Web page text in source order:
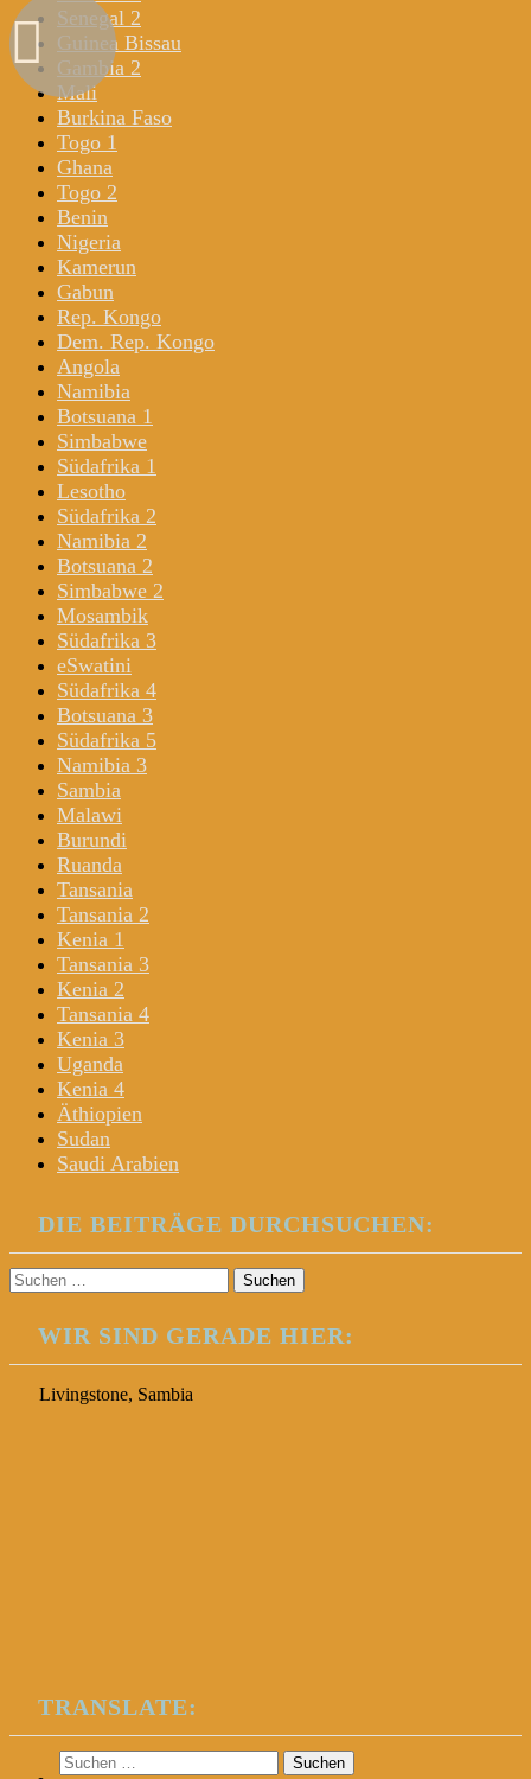
Senegal 2
Guinea Bissau
Gambia 2
Mali
Burkina Faso
Togo 1
Ghana
Togo 2
Benin
Nigeria
Kamerun
Gabun
Rep. Kongo
Dem. Rep. Kongo
Angola
Namibia
Botsuana 1
Simbabwe
Südafrika 1
Lesotho
Südafrika 2
Namibia 2
Botsuana 2
Simbabwe 2
Mosambik
Südafrika 3
eSwatini
Südafrika 4
Botsuana 3
Südafrika 5
Namibia 3
Sambia
Malawi
Burundi
Ruanda
Tansania
Tansania 2
Kenia 1
Tansania 3
Kenia 2
Tansania 4
Kenia 3
Uganda
Kenia 4
Äthiopien
Sudan
Saudi Arabien
DIE BEITRÄGE DURCHSUCHEN:
Suchen
nach:
WIR SIND GERADE HIER:
Livingstone, Sambia
TRANSLATE:
Suchen